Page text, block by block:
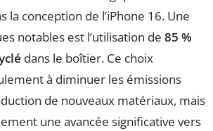
la conception de l’iPhone 16. Une
notables est l’utilisation de 85 %
dans le boîtier. Ce choix
à diminuer les émissions
de nouveaux matériaux, mais
une avancée significative vers